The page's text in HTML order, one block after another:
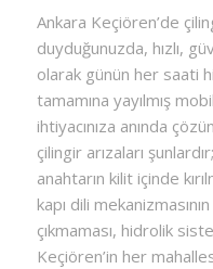
Ankara Keçiören’de
duyduğunuzda, hızlı,
olarak günün her saati
tamamına yayılmış
ihtiyacınıza anında
çilingir arızaları
anahtarın kilit içinde
kapı dili mekanizmasının
çıkmaması, hidrolik
Keçiören’in her